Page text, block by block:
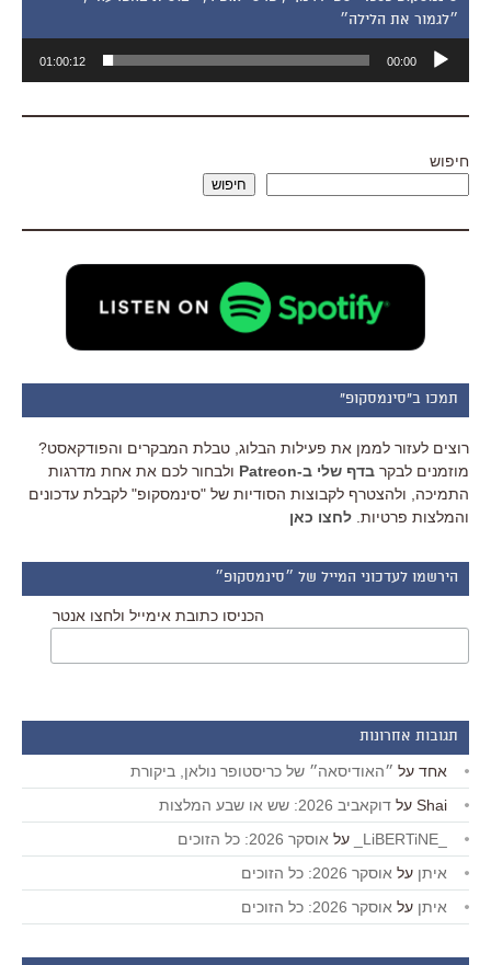
״לגמור את הלילה״
אודיו
00:00
01:00:12
חיפוש
חיפוש
תמכו ב"סינמסקופ"
רוצים לעזור לממן את פעילות הבלוג, טבלת המבקרים והפודקאסט?
מוזמנים לבקר בדף שלי ב-Patreon
ולבחור לכם את אחת מדרגות
התמיכה, ולהצטרף לקבוצות הסודיות של "סינמסקופ" לקבלת עדכונים
והמלצות פרטיות. לחצו כאן
הירשמו לעדכוני המייל של ״סינמסקופ״
הכניסו כתובת אימייל ולחצו אנטר
תגובות אחרונות
אחד על ״האודיסאה״ של כריסטופר נולאן, ביקורת
Shai על דוקאביב 2026: שש או שבע המלצות
על אוסקר 2026: כל הזוכים
איתן על אוסקר 2026: כל הזוכים
איתן על אוסקר 2026: כל הזוכים